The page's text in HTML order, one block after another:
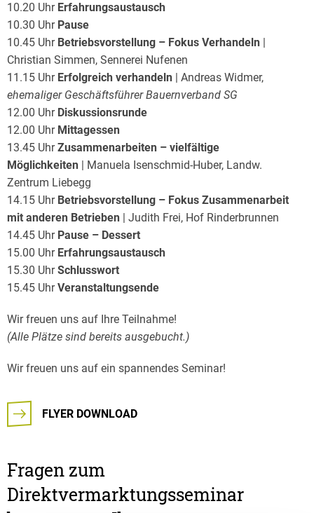
10.20 Uhr Erfahrungsaustausch
10.30 Uhr Pause
10.45 Uhr Betriebsvorstellung – Fokus Verhandeln
Christian Simmen, Sennerei Nufenen
11.15 Uhr Erfolgreich verhandeln
| Andreas Widmer,
ehemaliger Geschäftsführer Bauernverband SG
12.00 Uhr Diskussionsrunde
12.00 Uhr Mittagessen
13.45 UhrZusammenarbeiten – vielfältige
Möglichkeiten | Manuela Isenschmid-Huber, Landw.
Zentrum Liebegg
14.15 Uhr Betriebsvorstellung – Fokus Zusammenarbeit
mit anderen Betrieben | Judith Frei, Hof Rinderbrunnen
14.45 Uhr Pause – Dessert
15.00 Uhr Erfahrungsaustausch
15.30 UhrSchlusswort
15.45 UhrVeranstaltungsende
Wir freuen uns auf Ihre Teilnahme!
(Alle Plätze sind bereits ausgebucht.)
Wir freuen uns auf ein spannendes Seminar!
FLYER DOWNLOAD
Fragen zum
Direktvermarktungsseminar